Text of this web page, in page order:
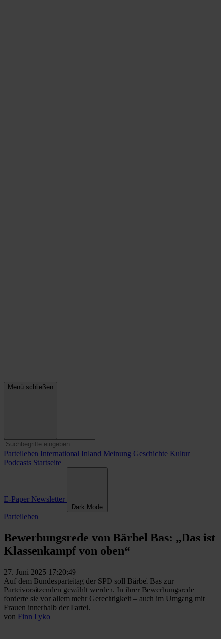
Menü schließen
Parteileben International Inland Meinung Geschichte Kultur
Podcasts Startseite
E-Paper Newsletter
Dark Mode
Parteileben
Bewerbungsrede von Bärbel Bas: „Das ist
Klassenkampf von oben“
27. Juni 2025 17:20:49
Auf dem Bundesparteitag der SPD soll Bärbel Bas zur
Parteivorsitzenden gewählt werden. In ihrer Bewerbungsrede
forderte sie vor allem mehr Gerechtigkeit – auch im Umgang mit
Frauen innerhalb der Partei.
von Finn Lyko